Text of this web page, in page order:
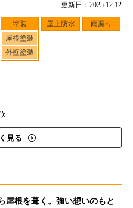
更新日：2025.12.12
塗装
屋根塗装
外壁塗装
屋上防水 雨漏り
見る
屋根を葺く。強い想いのもと